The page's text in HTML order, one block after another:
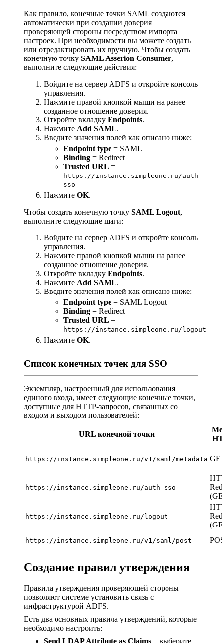
Как правило, конечные точки SAML создаются
автоматически при создании доверия
проверяющей стороны посредством импорта
настроек. При необходимости вы можете создать
или отредактировать их вручную. Чтобы создать
конечную точку SAML Asserion Consumer,
выполните следующие действия:
Войдите на сервер ADFS и откройте консоль
управления.
Нажмите правой кнопкой мыши на ранее
созданное отношение доверия.
Откройте вкладку Endpoints.
Нажмите Add SAML.
Введите значения полей как описано ниже:
Endpoint type = SAML
Binding = Redirect
Trusted URL =
https://instance.simpleone.ru/auth-
sso
Нажмите OK.
Чтобы создать конечную точку SAML Logout,
выполните следующие шаги:
Войдите на сервер ADFS и откройте консоль
управления.
Нажмите правой кнопкой мыши на ранее
созданное отношение доверия.
Откройте вкладку Endpoints.
Нажмите Add SAML.
Введите значения полей как описано ниже:
Endpoint type = SAML Logout
Binding = Redirect
Trusted URL =
https://instance.simpleone.ru/logout
Нажмите OK.
Список конечных точек для SSO
Экземпляр, настроенный для использования
единого входа, имеет следующие конечные точки,
доступные для HTTP-запросов, связанных со
входом и выходом пользователей:
URL конечной точки
https://instance.simpleone.ru/v1/saml/metadata
https://instance.simpleone.ru/auth-sso
https://instance.simpleone.ru/logout
https://instance.simpleone.ru/v1/saml/post
Создание правил утверждения
Правила утверждения проверяющей стороны
позволяют системе установить связь с
инфраструктурой ADFS.
Есть два основных правила утверждений, которые
необходимо настроить:
Send LDAP Attribute as Claims – выберите